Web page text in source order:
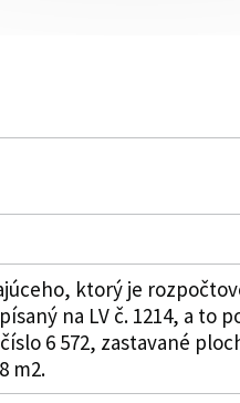
ktorý je
na LV č. 1214, a to
6 572, zastavané
m2.